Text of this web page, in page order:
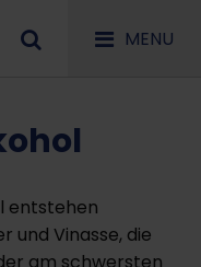
MENU
entstehen
und Vinasse, die